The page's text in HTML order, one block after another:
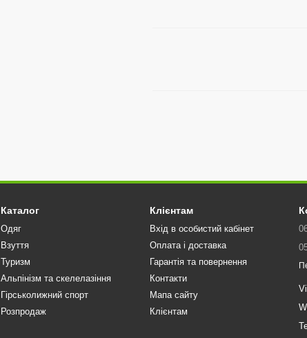
Каталог
Одяг
Взуття
Туризм
Альпінізм та скелелазіння
Гірськолижний спорт
Розпродаж
Клієнтам
Вхід в особистий кабінет
Оплата і доставка
Гарантія та повернення
Контакти
Мапа сайту
Клієнтам